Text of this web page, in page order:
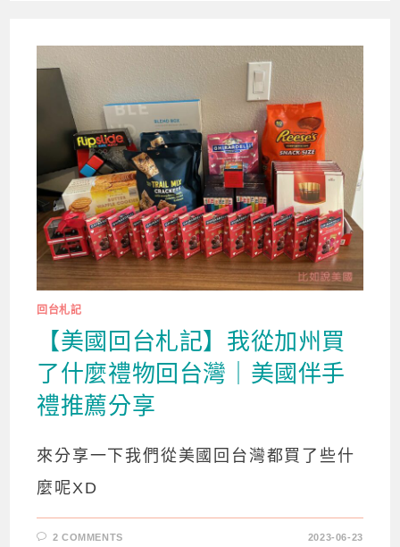
回台札記
【美國回台札記】我從加州買
了什麼禮物回台灣｜美國伴手
禮推薦分享
來分享一下我們從美國回台灣都買了些什
麼呢XD
2 COMMENTS 2023-06-23